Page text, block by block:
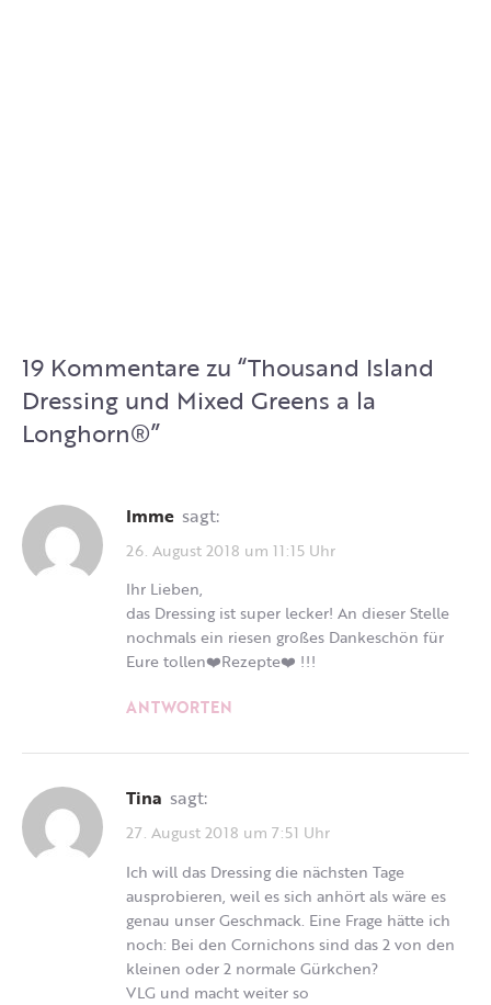
19 Kommentare zu “Thousand Island
Dressing und Mixed Greens a la
Longhorn®”
Imme sagt:
26. August 2018 um 11:15 Uhr
Ihr Lieben,
das Dressing ist super lecker! An dieser Stelle
nochmals ein riesen großes Dankeschön für
Eure tollen❤️Rezepte❤️ !!!
ANTWORTEN
Tina sagt:
27. August 2018 um 7:51 Uhr
Ich will das Dressing die nächsten Tage
ausprobieren, weil es sich anhört als wäre es
genau unser Geschmack. Eine Frage hätte ich
noch: Bei den Cornichons sind das 2 von den
kleinen oder 2 normale Gürkchen?
VLG und macht weiter so